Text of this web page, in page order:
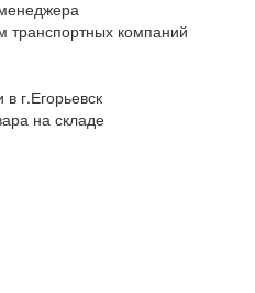
транспортных компаний
г.Егорьевск
на складе